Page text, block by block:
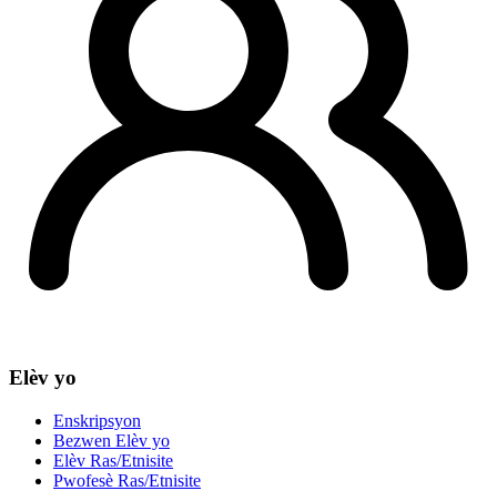
Elèv yo
Enskripsyon
Bezwen Elèv yo
Elèv Ras/Etnisite
Pwofesè Ras/Etnisite